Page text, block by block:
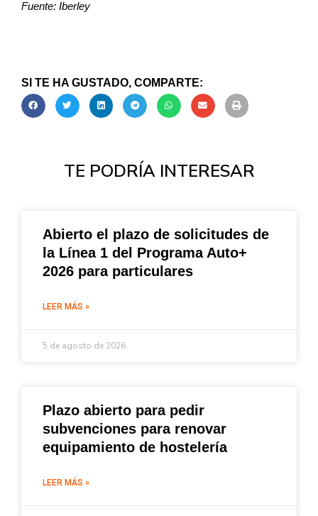
Fuente: Iberley
SI TE HA GUSTADO, COMPARTE:
TE PODRÍA INTERESAR
Abierto el plazo de solicitudes de
la Línea 1 del Programa Auto+
2026 para particulares
LEER MÁS »
5 de agosto de 2026
Plazo abierto para pedir
subvenciones para renovar
equipamiento de hostelería
LEER MÁS »